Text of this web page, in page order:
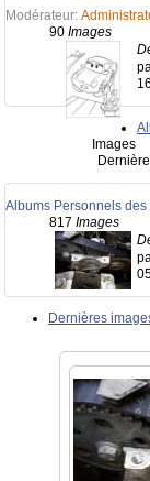
Modérateur:
90 Images
Images
Albums Personnels
817 Images
Dernières